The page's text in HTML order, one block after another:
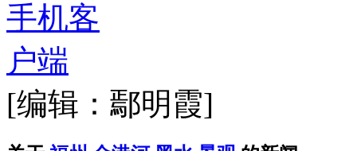
[编辑：鄢明霞]